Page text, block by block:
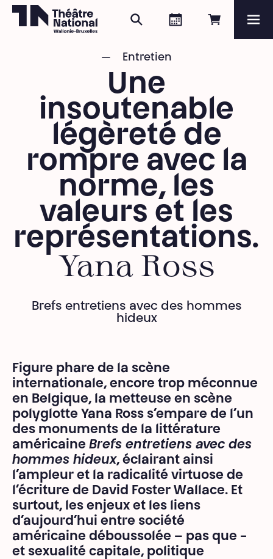
Réserver
Agenda
Rechercher
Programme
Entretien
Une
insoutenable
légèreté de
rompre avec la
norme, les
valeurs et les
représentations.
Yana Ross
Brefs entretiens avec des hommes
hideux
Figure phare de la scène
internationale, encore trop méconnue
en Belgique, la metteuse en scène
polyglotte Yana Ross s’empare de l’un
des monuments de la littérature
américaine Brefs entretiens avec des
hommes hideux, éclairant ainsi
l’ampleur et la radicalité virtuose de
l’écriture de David Foster Wallace. Et
surtout, les enjeux et les liens
d’aujourd’hui entre société
américaine déboussolée – pas que -
et sexualité capitale, politique